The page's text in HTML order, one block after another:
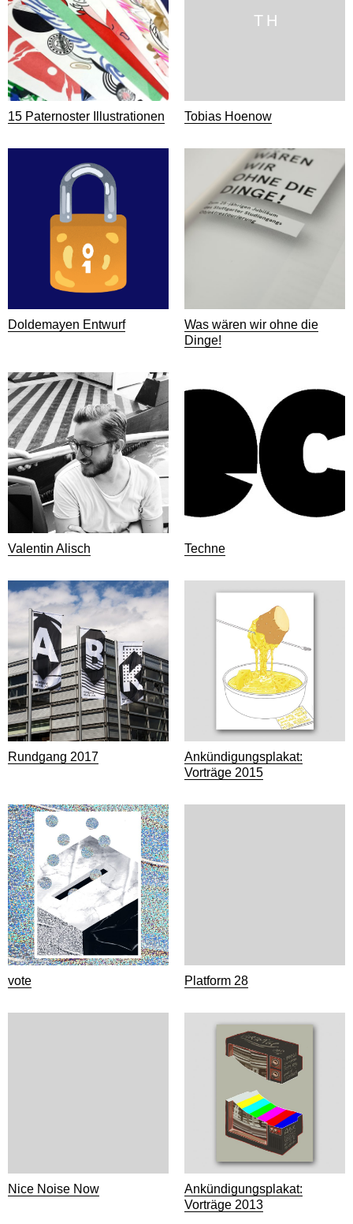
15 Paternoster Illustrationen
T H
Tobias Hoenow
Doldemayen Entwurf
Was wären wir ohne die
Dinge!
Valentin Alisch Techne
Rundgang 2017
Ankündigungsplakat:
Vorträge 2015
vote Platform 28
Nice Noise Now
Ankündigungsplakat:
Vorträge 2013